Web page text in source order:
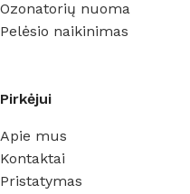
Ozonatorių nuoma
Pelėsio naikinimas
Pirkėjui
Apie mus
Kontaktai
Pristatymas